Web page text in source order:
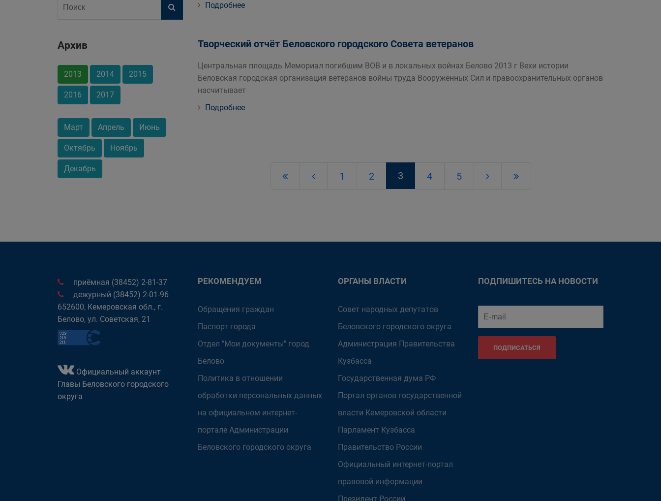
Архив
2013 2014 2015
2016 2017
Март Апрель Июнь
Октябрь Ноябрь
Декабрь
Подробнее
Творческий отчёт Беловского городского Совета ветеранов
Центральная площадь Мемориал погибшим ВОВ и в локальных войнах Белово 2013 г Вехи истории
Беловская городская организация ветеранов войны труда Вооруженных Сил и правоохранительных органов
насчитывает
Подробнее
1 2 3 4 5
приёмная (38452) 2-81-37
дежурный (38452) 2-01-96
652600, Кемеровская обл., г.
Белово, ул. Советская, 21
Официальный аккаунт
Главы Беловского городского
округа
РЕКОМЕНДУЕМ
Обращения граждан
Паспорт города
Отдел "Мои документы" город
Белово
Политика в отношении
обработки персональных данных
на официальном интернет-
портале Администрации
Беловского городского округа
ОРГАНЫ ВЛАСТИ
Совет народных депутатов
Беловского городского округа
Администрация Правительства
Кузбасса
Государственная дума РФ
Портал органов государственной
власти Кемеровской области
Парламент Кузбасса
Правительство России
Официальный интернет-портал
правовой информации
Президент России
ПОДПИШИТЕСЬ НА НОВОСТИ
ПОДПИСАТЬСЯ